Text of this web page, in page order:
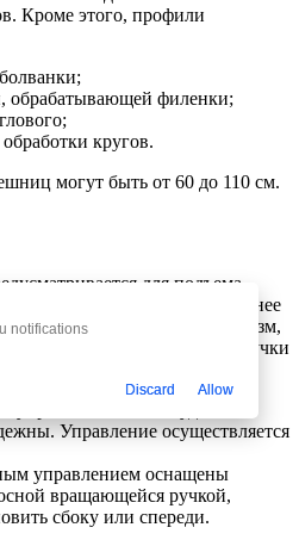
Кроме этого, профили
обрабатывающей филенки;
кругов.
могут быть от 60 до 110 см.
для подъема
столы без лифтов, они менее
позволяет двигать механизм,
управляется кручением ручки
сверху или сбоку:
Управление осуществляется
управлением оснащены
вращающейся ручкой,
сбоку или спереди.
notifications
Discard Allow